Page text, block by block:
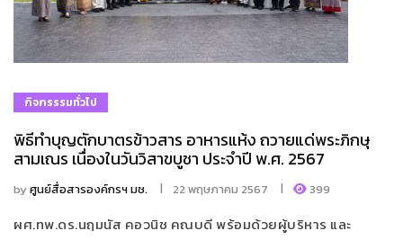
กิจกรรรมทั่วไป
พิธีทำบุญตักบาตรข้าวสาร อาหารแห้ง ถวายแด่พระภิกษุ
สามเณร เนื่องในวันวิสาขบูชา ประจำปี พ.ศ. 2567
byศูนย์สื่อสารองค์กรฯ มช. 22 พฤษภาคม 2567 399
ผศ.ทพ.ดร.นฤมนัส คอวนิช คณบดี พร้อมด้วยผู้บริหาร และ